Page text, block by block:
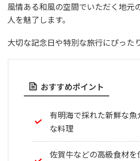
風情ある和風の空間でいただく地元
人を魅了します。
大切な記念日や特別な旅行にぴった
おすすめポイント
有明海で採れた新鮮な
な料理
佐賀牛などの高級食材